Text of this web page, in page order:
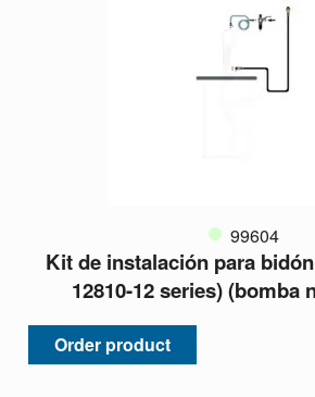
99604
Kit de instalación para
12810-12 series) (bomba
Order product